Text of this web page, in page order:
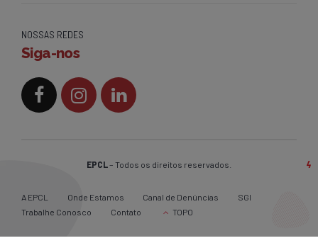
NOSSAS REDES
Siga-nos
EPCL– Todos os direitos reservados.
A EPCL Onde Estamos Canal de Denúncias
SGI
Trabalhe Conosco
Contato TOPO